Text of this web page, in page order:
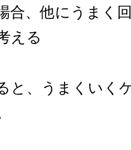
合、他にうまく
える
と、うまくいく